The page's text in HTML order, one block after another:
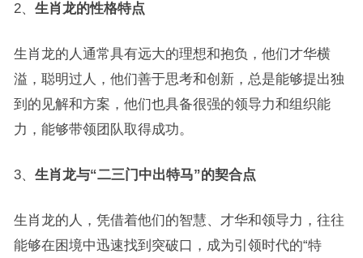
2、 生肖龙的性格特点
生肖龙的人通常具有远大的理想和抱负，他们才华横
溢，聪明过人，他们善于思考和创新，总是能够提出独
到的见解和方案，他们也具备很强的领导力和组织能
力，能够带领团队取得成功。
3、 生肖龙与“二三门中出特马”的契合点
生肖龙的人，凭借着他们的智慧、才华和领导力，往往
能够在困境中迅速找到突破口，成为引领时代的“特